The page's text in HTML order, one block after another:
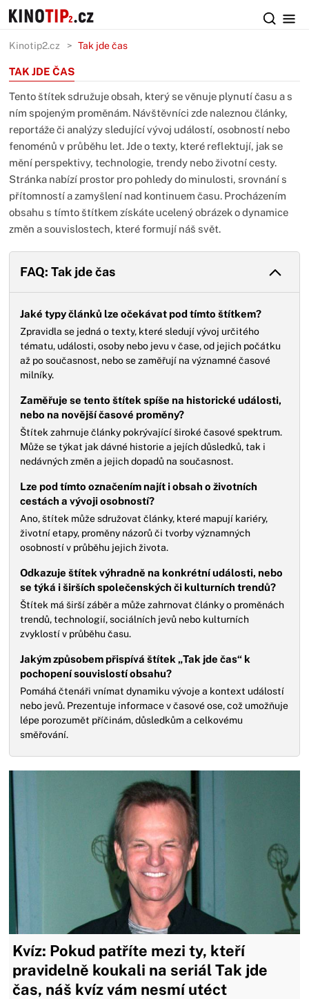
Kinotip2.cz Tak jde čas
TAK JDE ČAS
Tento štítek sdružuje obsah, který se věnuje plynutí času a s
ním spojeným proměnám. Návštěvníci zde naleznou články,
reportáže či analýzy sledující vývoj událostí, osobností nebo
fenoménů v průběhu let. Jde o texty, které reflektují, jak se
mění perspektivy, technologie, trendy nebo životní cesty.
Stránka nabízí prostor pro pohledy do minulosti, srovnání s
přítomností a zamyšlení nad kontinuem času. Procházením
obsahu s tímto štítkem získáte ucelený obrázek o dynamice
změn a souvislostech, které formují náš svět.
FAQ: Tak jde čas
Jaké typy článků lze očekávat pod tímto štítkem?
Zpravidla se jedná o texty, které sledují vývoj určitého
tématu, události, osoby nebo jevu v čase, od jejich počátku
až po současnost, nebo se zaměřují na významné časové
milníky.
Zaměřuje se tento štítek spíše na historické události,
nebo na novější časové proměny?
Štítek zahrnuje články pokrývající široké časové spektrum.
Může se týkat jak dávné historie a jejích důsledků, tak i
nedávných změn a jejich dopadů na současnost.
Lze pod tímto označením najít i obsah o životních
cestách a vývoji osobností?
Ano, štítek může sdružovat články, které mapují kariéry,
životní etapy, proměny názorů či tvorby významných
osobností v průběhu jejich života.
Odkazuje štítek výhradně na konkrétní události, nebo
se týká i širších společenských či kulturních trendů?
Štítek má širší záběr a může zahrnovat články o proměnách
trendů, technologií, sociálních jevů nebo kulturních
zvyklostí v průběhu času.
Jakým způsobem přispívá štítek „Tak jde čas“ k
pochopení souvislostí obsahu?
Pomáhá čtenáři vnímat dynamiku vývoje a kontext událostí
nebo jevů. Prezentuje informace v časové ose, což umožňuje
lépe porozumět příčinám, důsledkům a celkovému
směřování.
Kvíz: Pokud patříte mezi ty, kteří
pravidelně koukali na seriál Tak jde
čas, náš kvíz vám nesmí utéct